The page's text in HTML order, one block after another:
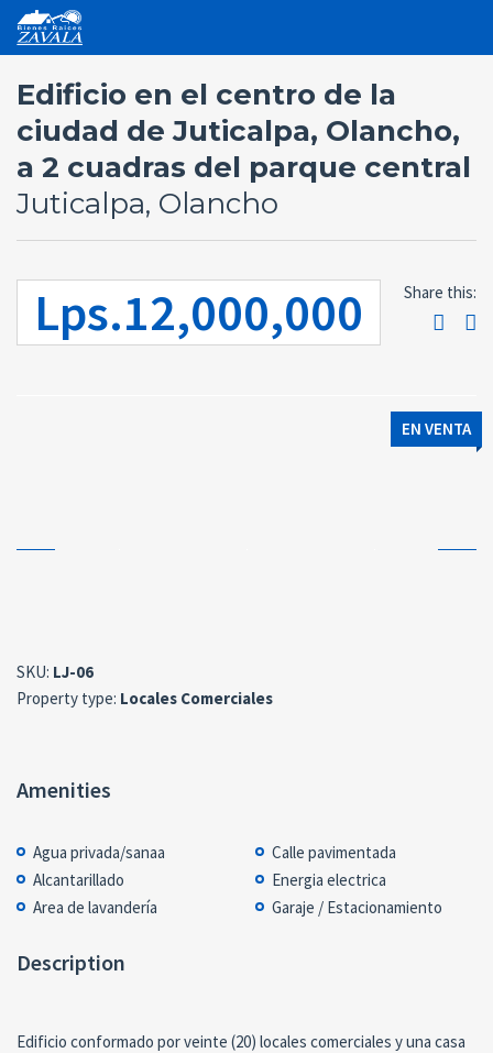
Edificio en el centro de la
ciudad de Juticalpa, Olancho,
a 2 cuadras del parque central
Juticalpa, Olancho
Lps.12,000,000 Share this:
EN VENTA
SKU: LJ-06
Property type: Locales Comerciales
Amenities
Agua privada/sanaa
Alcantarillado
Area de lavandería
Calle pavimentada
Energia electrica
Garaje / Estacionamiento
Description
Edificio conformado por veinte (20) locales comerciales y una casa